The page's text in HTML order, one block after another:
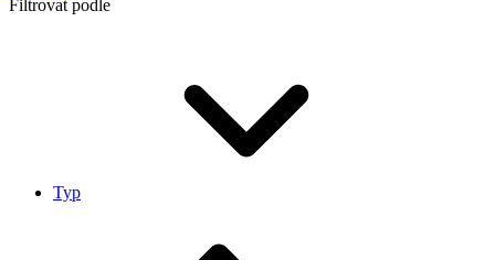
Filtrovat podle
Typ